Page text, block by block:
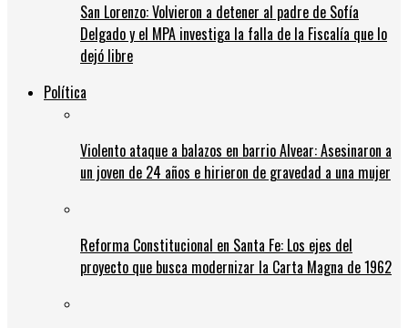
San Lorenzo: Volvieron a detener al padre de Sofía
Delgado y el MPA investiga la falla de la Fiscalía que lo
dejó libre
Política
Violento ataque a balazos en barrio Alvear: Asesinaron a
un joven de 24 años e hirieron de gravedad a una mujer
Reforma Constitucional en Santa Fe: Los ejes del
proyecto que busca modernizar la Carta Magna de 1962